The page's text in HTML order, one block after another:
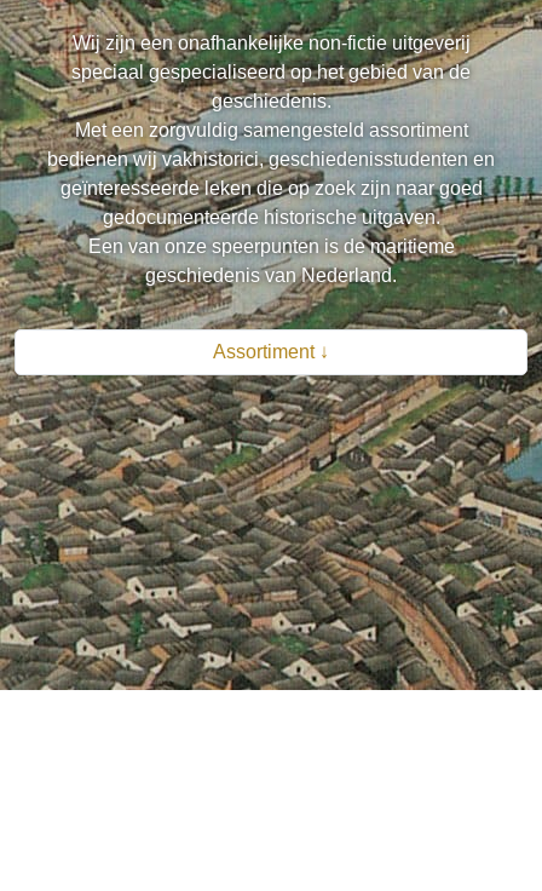
Wij zijn een onafhankelijke non-fictie uitgeverij
speciaal gespecialiseerd op het gebied van de
geschiedenis.
Met een zorgvuldig samengesteld assortiment
bedienen wij vakhistorici, geschiedenisstudenten en
geïnteresseerde leken die op zoek zijn naar goed
gedocumenteerde historische uitgaven.
Een van onze speerpunten is de maritieme
geschiedenis van Nederland.
Assortiment ↓